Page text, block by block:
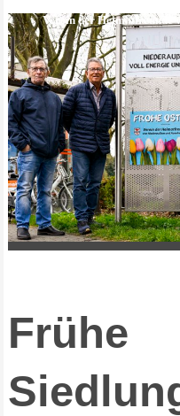
Verein der Heimatfreunde
Frühe